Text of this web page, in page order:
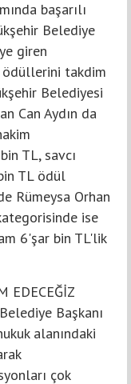
başarılı
Belediye
giren
ödüllerini takdim
Belediyesi
Can Aydın da
TL, savcı
TL ödül
Rümeysa Orhan
ise
6'şar bin TL'lik
EDECEĞİZ
Başkanı
alanındaki
çok